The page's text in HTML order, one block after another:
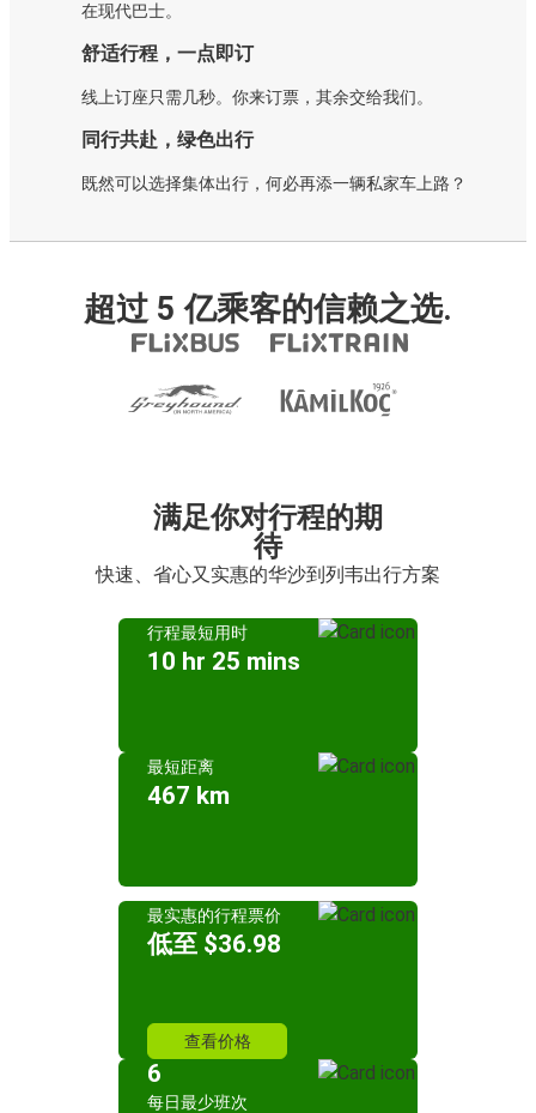
在现代巴士。
舒适行程，一点即订
线上订座只需几秒。你来订票，其余交给我们。
同行共赴，绿色出行
既然可以选择集体出行，何必再添一辆私家车上路？
超过 5 亿乘客的信赖之选.
满足你对行程的期
待
快速、省心又实惠的华沙到列韦出行方案
行程最短用时
10 hr 25 mins
最短距离
467 km
最实惠的行程票价
低至 $36.98
查看价格
6
每日最少班次